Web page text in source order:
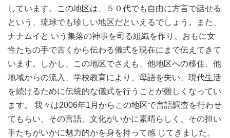
しています。この地区は、５０代でも自由に方言で話せる
という、琉球でも珍しい地区だといえるでしょう。また、
ナナムイと いう集落の神事を司る組織を作り、おもに女
性たちの手で古くから伝わる儀式を現在にまで伝えてきて
います。しかし、この地区でさえも、他地区への移住、他
地域からの流入、学校教育により、母語を失い、現代生活
を続けるために伝統的な儀式を行うことが難しくなってい
ます。 我々は2006年1月からこの地区で言語調査を行わせ
てもらい、その言語、文化がいかに素晴らしく、その担い
手たちがいかに魅力的かを身を持って感 じてきました。